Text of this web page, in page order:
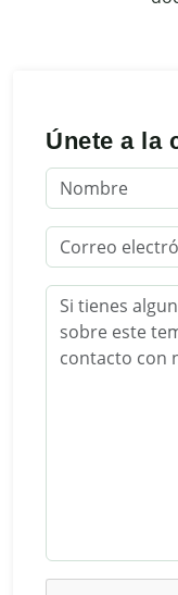
Únete a la